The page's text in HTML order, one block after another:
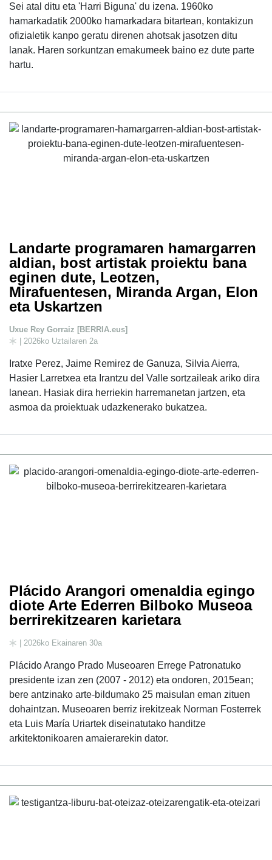
Sei atal ditu eta 'Harri Biguna' du izena. 1960ko
hamarkadatik 2000ko hamarkadara bitartean, kontakizun
ofizialetik kanpo geratu direnen ahotsak jasotzen ditu
lanak. Haren sorkuntzan emakumeek baino ez dute parte
hartu.
Landarte programaren hamargarren
aldian, bost artistak proiektu bana
eginen dute, Leotzen,
Mirafuentesen, Miranda Argan, Elon
eta Uskartzen
Uxue Rey Gorraiz [BERRIA.eus]
| 2026ko Uztailaren 2a
Iratxe Perez, Jaime Remirez de Ganuza, Silvia Aierra,
Hasier Larretxea eta Irantzu del Valle sortzaileak ariko dira
lanean. Hasiak dira herriekin harremanetan jartzen, eta
asmoa da proiektuak udazkenerako bukatzea.
Plácido Arangori omenaldia egingo
diote Arte Ederren Bilboko Museoa
berrirekitzearen karietara
| 2026ko Ekainaren 30a
Plácido Arango Prado Museoaren Errege Patronatuko
presidente izan zen (2007 - 2012) eta ondoren, 2015ean;
bere antzinako arte-bildumako 25 maisulan eman zituen
dohaintzan. Museoaren berriz irekitzeak Norman Fosterrek
eta Luis María Uriartek diseinatutako handitze
arkitektonikoaren amaierarekin dator.